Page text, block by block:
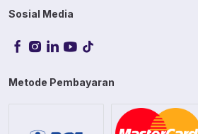
Sosial Media
Metode Pembayaran